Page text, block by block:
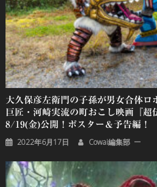
大久保彦左衛門の子孫が男女合体ロ
巨匠・河崎実流の町おこし映画『超
8/19(金)公開！ポスター＆予告編！
2022年6月17日 Cowai編集部